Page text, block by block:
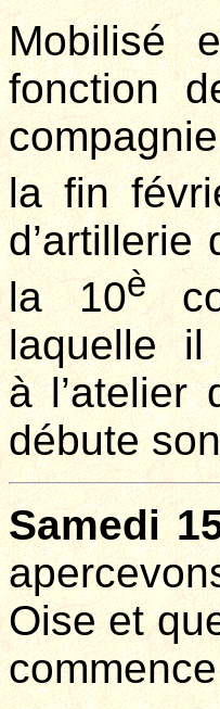
Mobilisé
fonction
la fin
d’artillerie
la 10è
laquelle
à l’atelier
débute
Samedi
Oise et